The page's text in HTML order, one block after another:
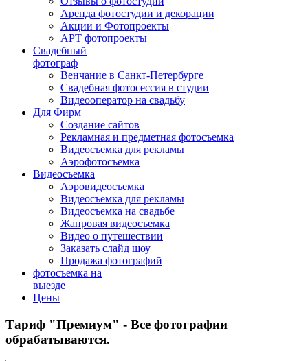
Аренда фотостудии и декорации
Акции и Фотопроекты
АРТ фотопроекты
Свадебный
фотограф
Венчание в Санкт-Петербурге
Свадебная фотосессия в студии
Видеооператор на свадьбу
Для Фирм
Создание сайтов
Рекламная и предметная фотосъемка
Видеосъемка для рекламы
Аэрофотосъемка
Видеосъемка
Аэровидеосъемка
Видеосъемка для рекламы
Видеосъемка на свадьбе
Жанровая видеосъемка
Видео о путешествии
Заказать слайд шоу
Продажа фотографий
фотосъемка на
выезде
Цены
Тариф "Премиум" - Все фотографии
обрабатываются.